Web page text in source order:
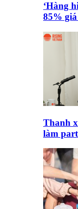
‘Hàng
85%
Thanh
làm